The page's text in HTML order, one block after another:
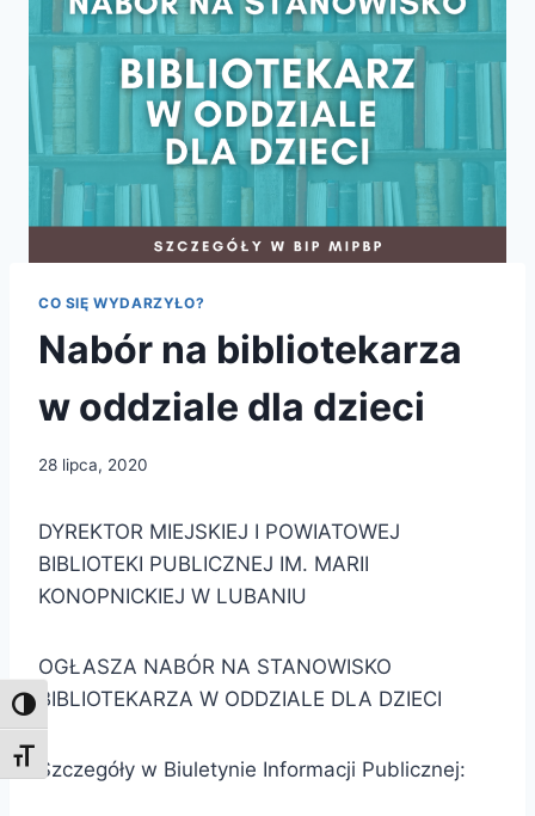
Toggle High Contrast
Toggle Font size
CO SIĘ WYDARZYŁO?
Nabór na bibliotekarza
w oddziale dla dzieci
28 lipca, 2020
DYREKTOR MIEJSKIEJ I POWIATOWEJ
BIBLIOTEKI PUBLICZNEJ IM. MARII
KONOPNICKIEJ W LUBANIU
OGŁASZA NABÓR NA STANOWISKO
BIBLIOTEKARZA W ODDZIALE DLA DZIECI
Szczegóły w Biuletynie Informacji Publicznej: